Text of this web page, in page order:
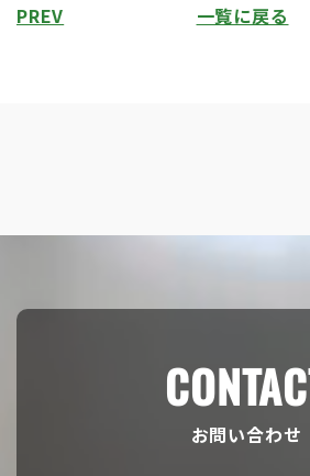
PREV 一覧に戻る
お問い合わせ